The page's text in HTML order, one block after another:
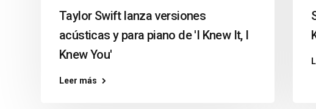
Taylor Swift lanza versiones
acústicas y para piano de 'I Knew It, I
Knew You'
Leer más